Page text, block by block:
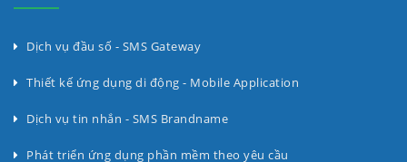
Dịch vụ đầu số - SMS Gateway
Thiết kế ứng dụng di động - Mobile Application
Dịch vụ tin nhắn - SMS Brandname
Phát triển ứng dụng phần mềm theo yêu cầu